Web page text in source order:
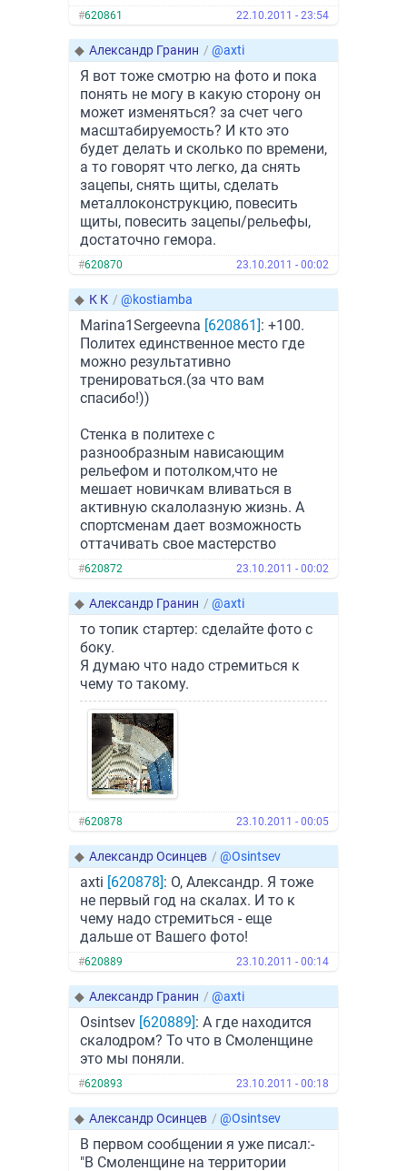
#620861 22.10.2011 - 23:54
◆ Александр Гранин / @axti
Я вот тоже смотрю на фото и пока
понять не могу в какую сторону он
может изменяться? за счет чего
масштабируемость? И кто это
будет делать и сколько по времени,
а то говорят что легко, да снять
зацепы, снять щиты, сделать
металлоконструкцию, повесить
щиты, повесить зацепы/рельефы,
достаточно гемора.
#620870 23.10.2011 - 00:02
◆ К К / @kostiamba
Marina1Sergeevna [620861]: +100.
Политех единственное место где
можно результативно
тренироваться.(за что вам
спасибо!))
Стенка в политехе с
разнообразным нависающим
рельефом и потолком,что не
мешает новичкам вливаться в
активную скалолазную жизнь. А
спортсменам дает возможность
оттачивать свое мастерство
#620872 23.10.2011 - 00:02
◆ Александр Гранин / @axti
то топик стартер: сделайте фото с
боку.
Я думаю что надо стремиться к
чему то такому.
#620878 23.10.2011 - 00:05
◆ Александр Осинцев / @Osintsev
axti [620878]: О, Александр. Я тоже
не первый год на скалах. И то к
чему надо стремиться - еще
дальше от Вашего фото!
#620889 23.10.2011 - 00:14
◆ Александр Гранин / @axti
Osintsev [620889]: А где находится
скалодром? То что в Смоленщине
это мы поняли.
#620893 23.10.2011 - 00:18
◆ Александр Осинцев / @Osintsev
В первом сообщении я уже писал:-
"В Смоленщине на территории